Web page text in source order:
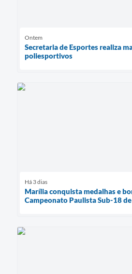
Ontem
Secretaria de Esportes realiza
poliesportivos
Há 3 dias
Marília conquista medalhas e
Campeonato Paulista Sub-18